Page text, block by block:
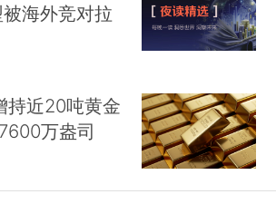
海外竞对拉
持近20吨黄金
万盎司